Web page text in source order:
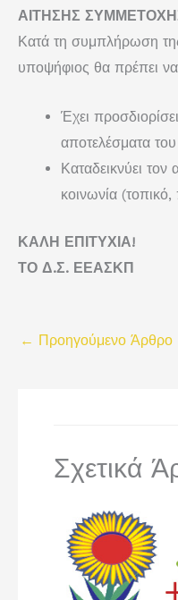
ΑΙΤΗΣΗΣ
Κατά τη συμπλήρωση
υποψήφιος θα πρέπει να
Έχει
αποτελέσματα
Καταδεικνύει τον
κοινωνία (τοπικό,
ΚΑΛΗ ΕΠΙΤΥΧΙΑ!
ΤΟ Δ.Σ. ΕΕΑΣΚΠ
← Προηγούμενο Άρθρο
Σχετικά